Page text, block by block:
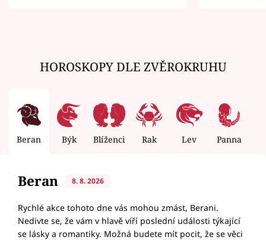
HOROSKOPY DLE ZVĚROKRUHU
Beran Býk Blíženci Rak Lev Panna
Beran 8. 8. 2026
Rychlé akce tohoto dne vás mohou zmást, Berani.
Nedivte se, že vám v hlavě víří poslední události týkající
se lásky a romantiky. Možná budete mít pocit, že se věci